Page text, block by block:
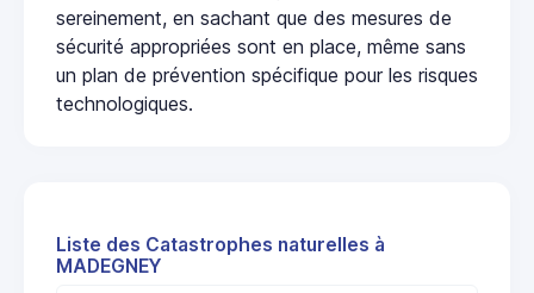
sereinement, en sachant que des mesures de
sécurité appropriées sont en place, même sans
un plan de prévention spécifique pour les risques
technologiques.
Liste des Catastrophes naturelles à
MADEGNEY